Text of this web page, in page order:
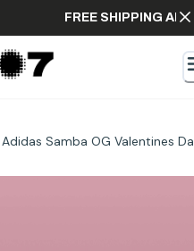
FREE
Adidas Samba OG Valentines